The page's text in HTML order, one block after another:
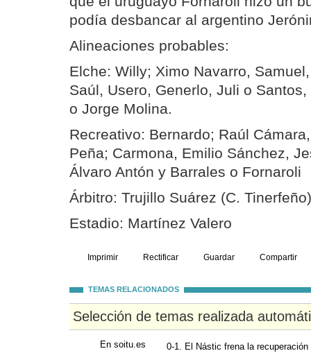
podía desbancar al argentino
Alineaciones probables:
Elche: Willy; Ximo Navarro,
Saúl, Usero, Generlo, Juli o
o Jorge Molina.
Recreativo: Bernardo; Raúl
Peña; Carmona, Emilio Sánchez,
Álvaro Antón y Barrales o Fornaroli
Árbitro: Trujillo Suárez (C. Tinerfeño)
Estadio: Martínez Valero
Imprimir Rectificar Guardar Compartir
TEMAS RELACIONADOS
Selección de temas realizada
En soitu.es 0-1. El Nástic frena la recuperación